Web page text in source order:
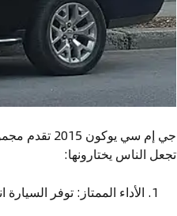
جي إم سي
تجعل الناس يختارونها:
الأداء الممتاز: توفر